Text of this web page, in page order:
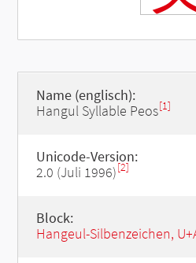
Name (englisch):
Hangul Syllable Peos[1]
Unicode-Version:
2.0 (Juli 1996)[2]
Block:
Hangeul-Silbenzeichen,